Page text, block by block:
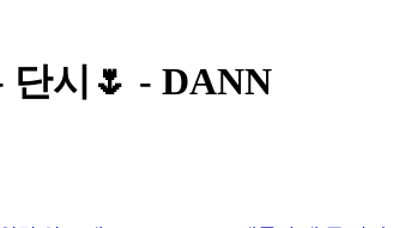
시🌷 - DANN